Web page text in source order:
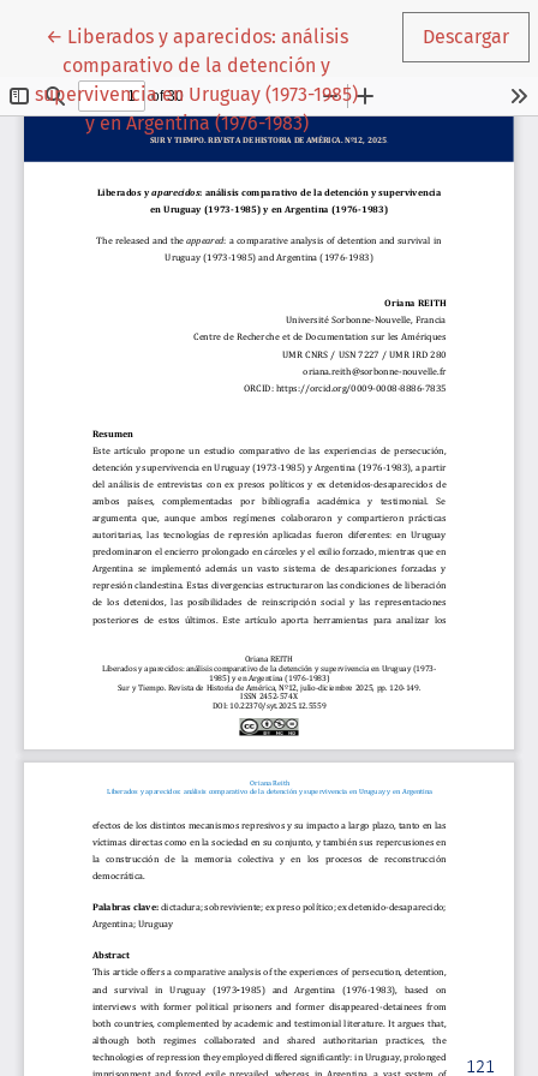
← Volver a los detalles del artículo
Liberados y aparecidos: análisis
comparativo de la detención y
supervivencia en Uruguay (1973-1985)
y en Argentina (1976-1983)
Descargar